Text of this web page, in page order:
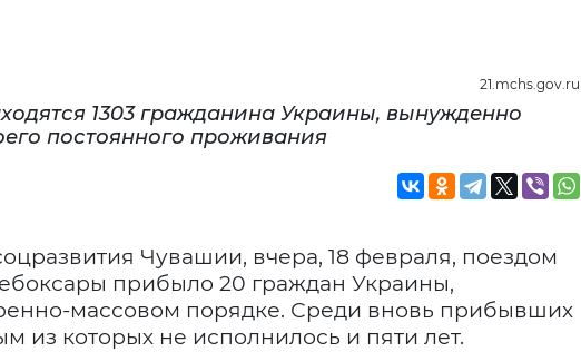
21.mchs.gov.ru
1303 гражданина Украины, вынужденно
постоянного проживания
Чувашии, вчера, 18 февраля, поездом
прибыло 20 граждан Украины,
массовом порядке. Среди вновь прибывших
из которых не исполнилось и пяти лет.